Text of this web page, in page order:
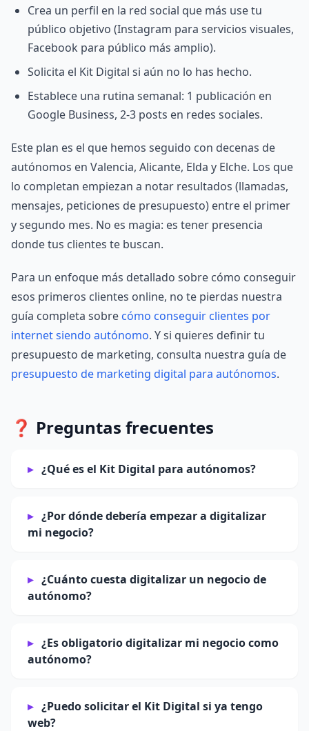
Crea un perfil en la red social que más use tu
público objetivo (Instagram para servicios visuales,
Facebook para público más amplio).
Solicita el Kit Digital si aún no lo has hecho.
Establece una rutina semanal: 1 publicación en
Google Business, 2-3 posts en redes sociales.
Este plan es el que hemos seguido con decenas de
autónomos en Valencia, Alicante, Elda y Elche. Los que
lo completan empiezan a notar resultados (llamadas,
mensajes, peticiones de presupuesto) entre el primer
y segundo mes. No es magia: es tener presencia
donde tus clientes te buscan.
Para un enfoque más detallado sobre cómo conseguir
esos primeros clientes online, no te pierdas nuestra
guía completa sobre cómo conseguir clientes por
internet siendo autónomo. Y si quieres definir tu
presupuesto de marketing, consulta nuestra guía de
presupuesto de marketing digital para autónomos.
❓ Preguntas frecuentes
¿Qué es el Kit Digital para autónomos?
¿Por dónde debería empezar a digitalizar
mi negocio?
¿Cuánto cuesta digitalizar un negocio de
autónomo?
¿Es obligatorio digitalizar mi negocio como
autónomo?
¿Puedo solicitar el Kit Digital si ya tengo
web?